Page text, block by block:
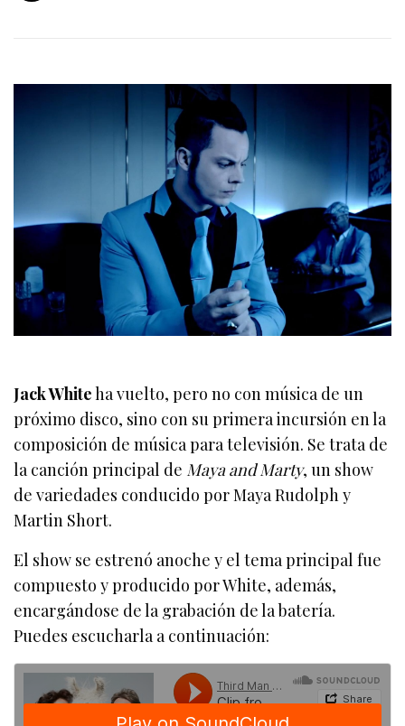
Jack Whiteha vuelto, pero no con música de un
próximo disco, sino con su primera incursión en la
composición de música para televisión. Se trata de
la canción principal de Maya and Marty, un show
de variedades conducido por Maya Rudolph y
Martin Short.
El show se estrenó anoche y el tema principal fue
compuesto y producido por White, además,
encargándose de la grabación de la batería.
Puedes escucharla a continuación: